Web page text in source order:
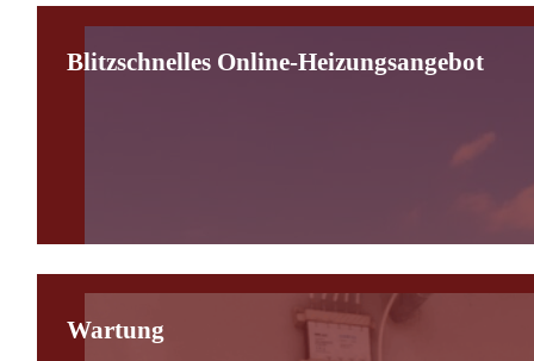
Blitzschnelles Online-Heizungsangebot
Wartung